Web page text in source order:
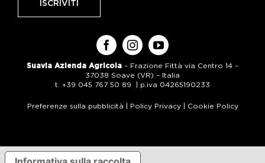
Suavia Azienda Agricola – Frazione Fittà via Centro 14 –
37038 Soave (VR) – Italia
t. +39 045 767 50 89 | p.iva 04265190233
Preferenze sulla pubblicità | Policy Privacy| Cookie Policy